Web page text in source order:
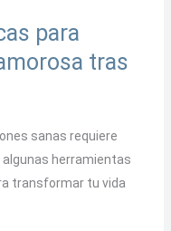
para
tras
sanas requiere
herramientas
transformar tu vida